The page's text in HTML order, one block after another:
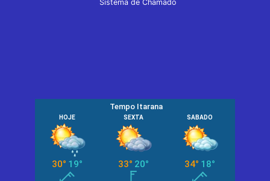
Sistema de Chamado